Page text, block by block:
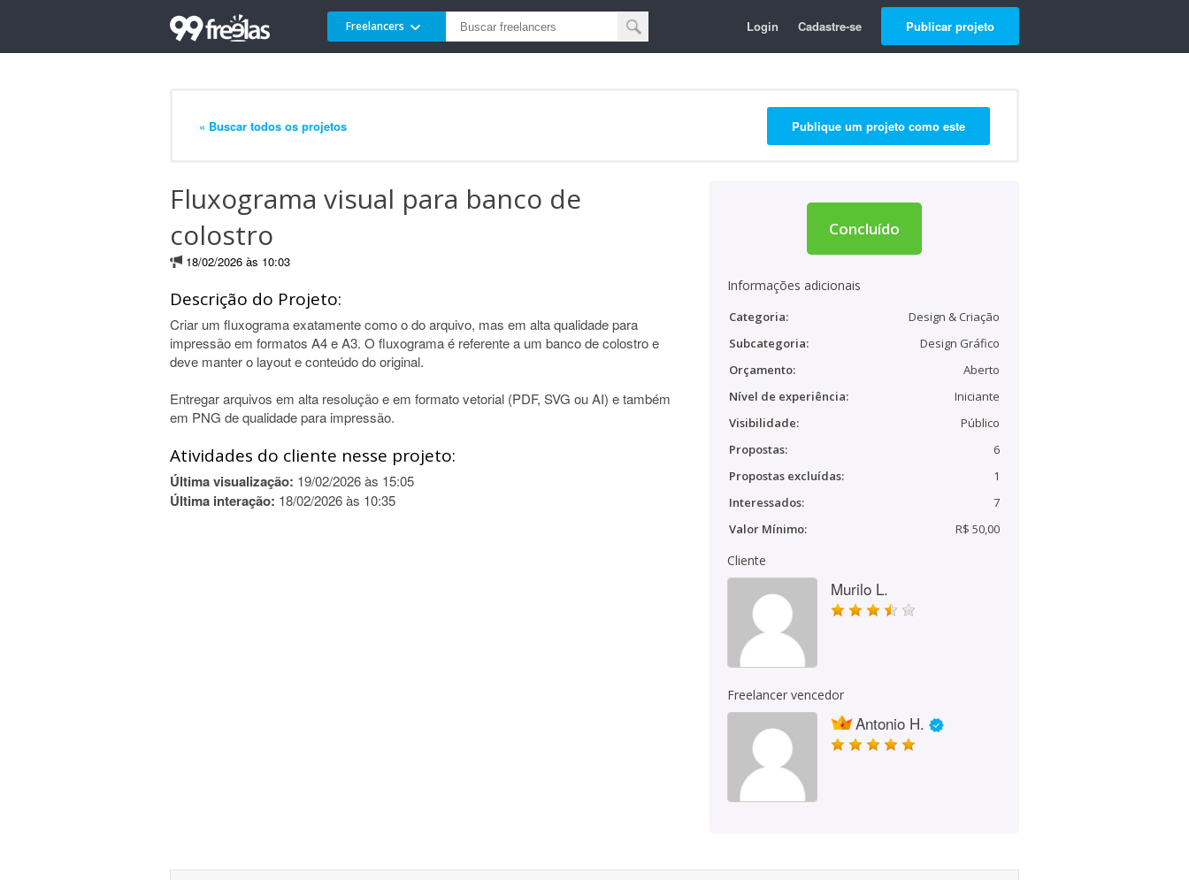
Freelancers Login Cadastre-se Publicar projeto
« Buscar todos os projetos Publique um projeto como este
Fluxograma visual para banco de
colostro
18/02/2026 às 10:03
Descrição do Projeto:
Criar um fluxograma exatamente como o do arquivo, mas em alta qualidade para
impressão em formatos A4 e A3. O fluxograma é referente a um banco de colostro e
deve manter o layout e conteúdo do original.
Entregar arquivos em alta resolução e em formato vetorial (PDF, SVG ou AI) e também
em PNG de qualidade para impressão.
Atividades do cliente nesse projeto:
Última visualização: 19/02/2026 às 15:05
Última interação: 18/02/2026 às 10:35
Concluído
Informações adicionais
Categoria:
Design & Criação
Subcategoria:
Design Gráfico
Orçamento:
Aberto
Nível de experiência:
Iniciante
Visibilidade:
Público
Propostas:
6
Propostas excluídas:
1
Interessados:
7
Valor Mínimo:
R$ 50,00
Cliente
Murilo L.
Freelancer vencedor
Antonio H.